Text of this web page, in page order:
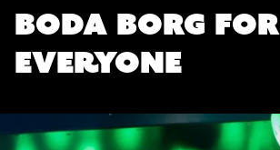
Boda Borg for
everyone